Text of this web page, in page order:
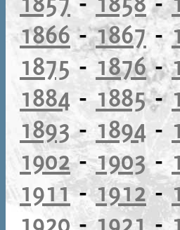
1866-1867-
1875 -1876-
1884 - 1885-
1893- 1894 -
1902-1903-
1911-1912-
1920 - 1921-